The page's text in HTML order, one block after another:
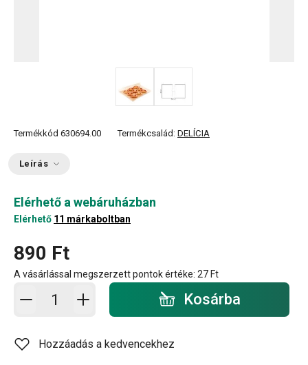
Termékkód 630694.00 Termékcsalád: DELÍCIA
Leírás
Elérhető a webáruházban
Elérhető 11 márkaboltban
890 Ft
A vásárlással megszerzett pontok értéke: 27 Ft
Kosárba - mennyiség Kosárba
Hozzáadás a kedvencekhez